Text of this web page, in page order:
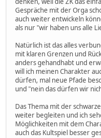
Gespräche mit der Orga
auch weiter entwickeln
als nur "wir haben uns alle
Natürlich ist das alles
mit klaren Grenzen und
anders gehandhabt und
will ich meinen Charakter
dürfen, mal neue Pfade
und "nein das dürfen wir
Das Thema mit der
weiter begleiten und ich
Möglichkeiten mit dem
auch das Kultspiel besser